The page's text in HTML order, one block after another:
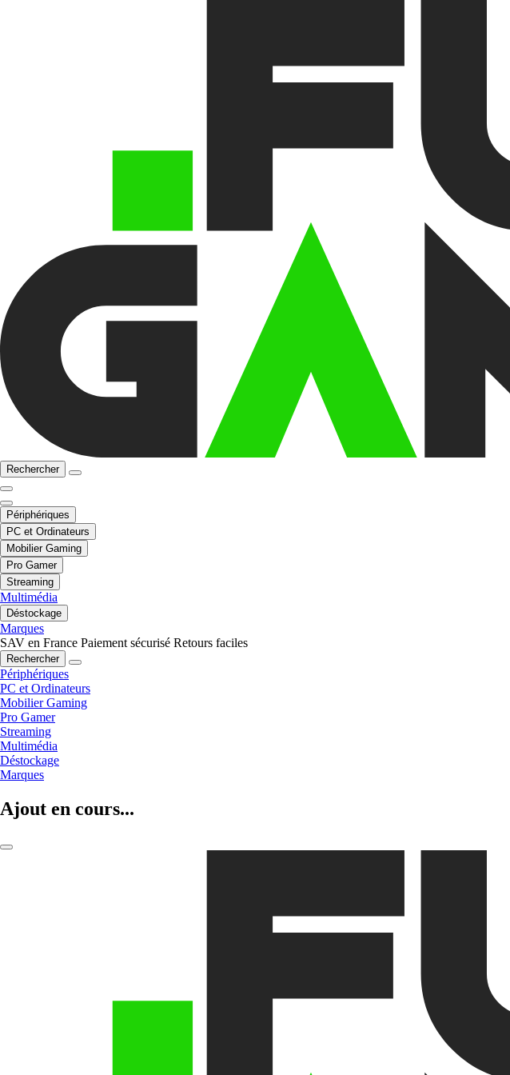
Rechercher
Périphériques
PC et Ordinateurs
Mobilier Gaming
Pro Gamer
Streaming
Multimédia
Déstockage
Marques
SAV en France Paiement sécurisé Retours faciles
Rechercher
Périphériques
PC et Ordinateurs
Mobilier Gaming
Pro Gamer
Streaming
Multimédia
Déstockage
Marques
Ajout en cours...